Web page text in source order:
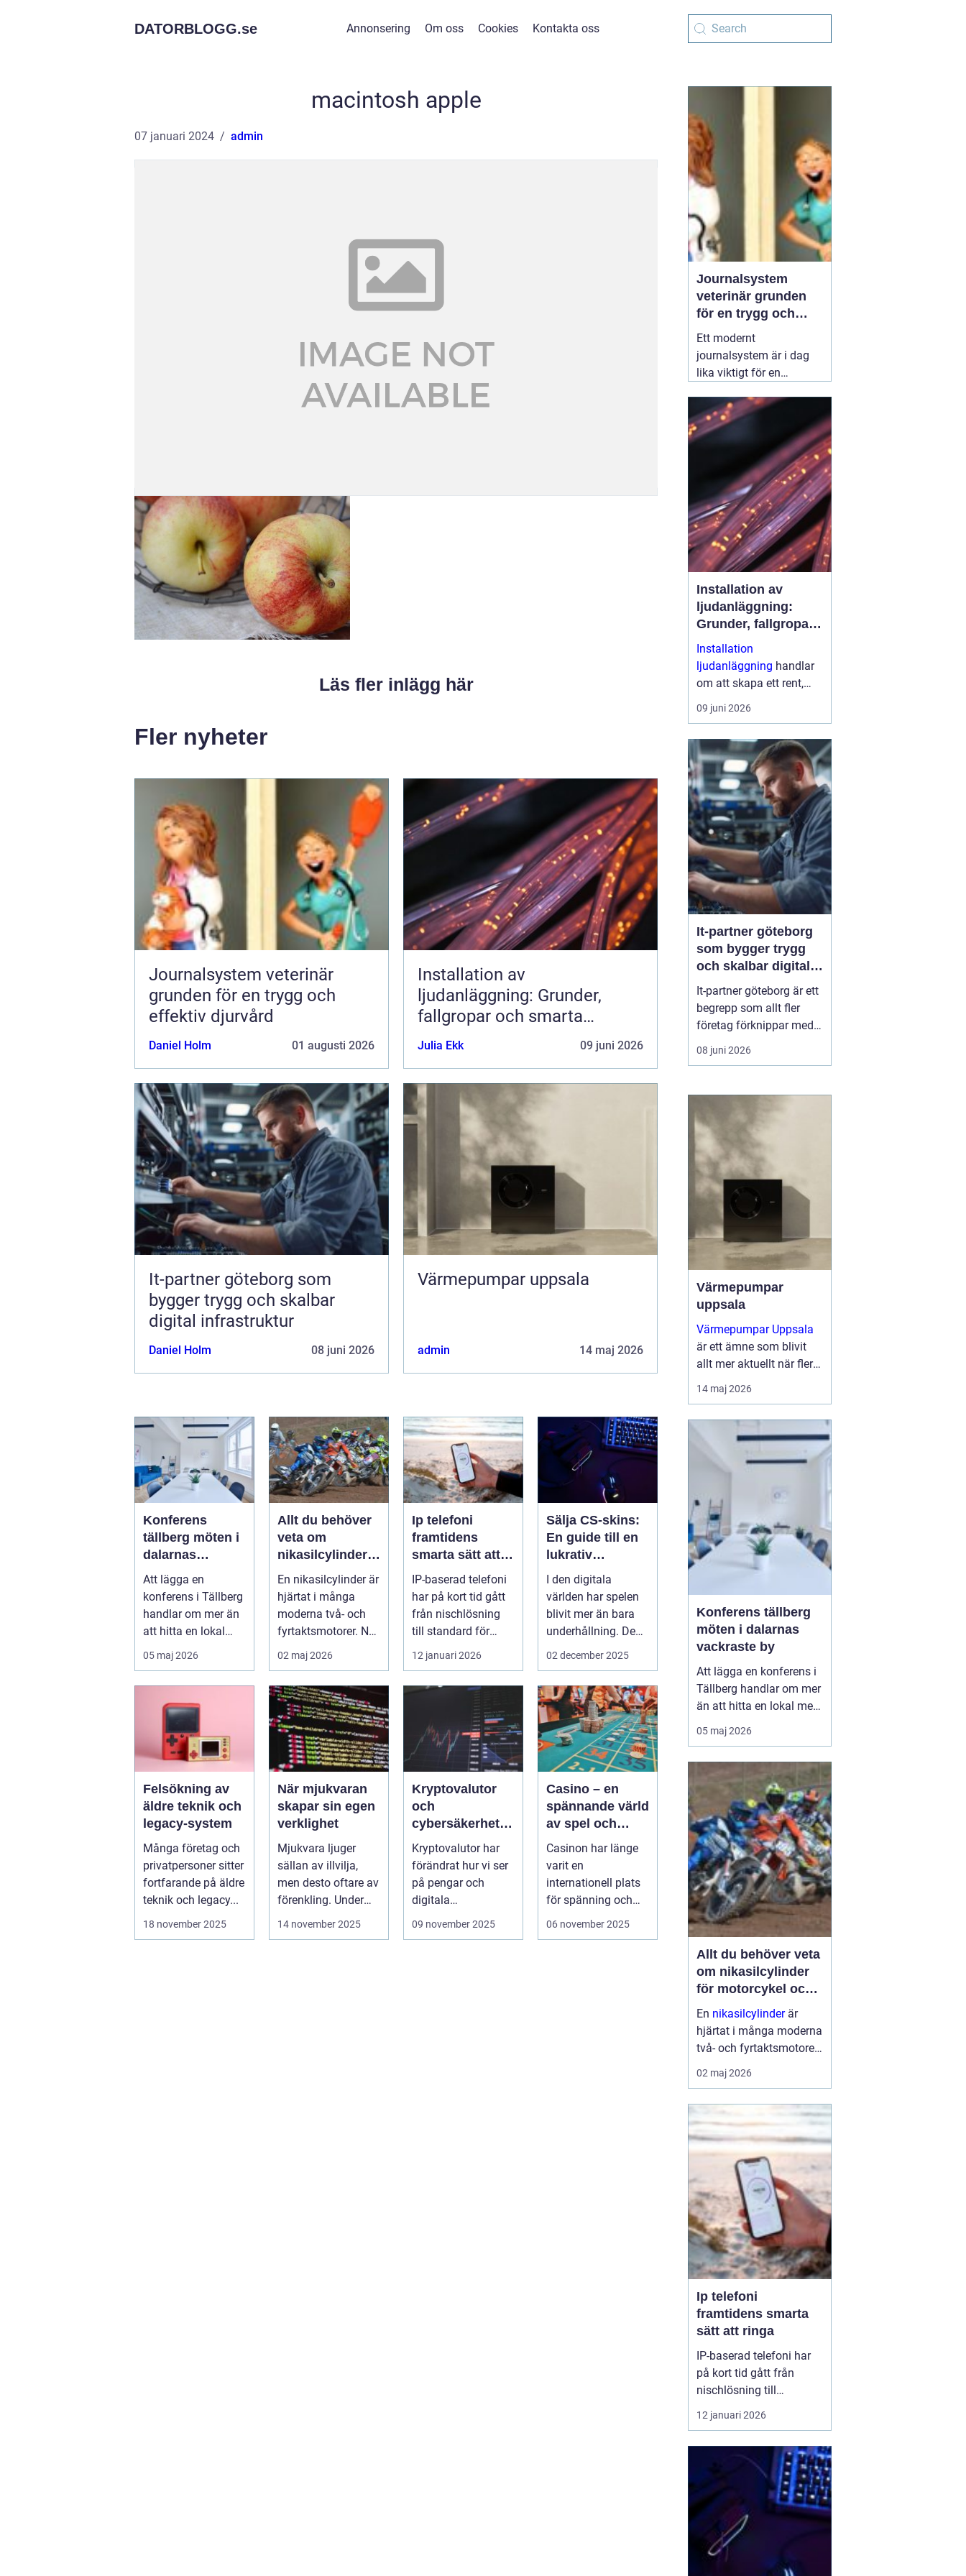
DATORBLOGG.se Annonsering Om oss Cookies Kontakta oss
macintosh apple
07 januari 2024 admin
Läs fler inlägg här
Fler nyheter
Journalsystem veterinär
grunden för en trygg och
effektiv djurvård
Daniel Holm 01 augusti 2026
Installation av
ljudanläggning: Grunder,
fallgropar och smarta
lösningar
Julia Ekk 09 juni 2026
It-partner göteborg som
bygger trygg och skalbar
digital infrastruktur
Daniel Holm 08 juni 2026
Värmepumpar uppsala
admin 14 maj 2026
Konferens
tällberg möten i
dalarnas
vackraste by
Att lägga en
konferens i Tällberg
handlar om mer än
att hitta en lokal
med bra teknik. Den
lilla byn...
05 maj 2026
Allt du behöver
veta om
nikasilcylinder
för motorcykel
och snöskoter
En nikasilcylinder är
hjärtat i många
moderna två- och
fyrtaktsmotorer. När
den fungerar som
den ska...
02 maj 2026
Ip telefoni
framtidens
smarta sätt att
ringa
IP-baserad telefoni
har på kort tid gått
från nischlösning
till standard för
både företag och
privat...
12 januari 2026
Sälja CS-skins:
En guide till en
lukrativ
marknad
I den digitala
världen har spelen
blivit mer än bara
underhållning. De
har utvecklat...
02 december 2025
Felsökning av
äldre teknik och
legacy-system
Många företag och
privatpersoner sitter
fortfarande på äldre
teknik och legacy...
18 november 2025
När mjukvaran
skapar sin egen
verklighet
Mjukvara ljuger
sällan av illvilja,
men desto oftare av
förenkling. Under
ytan arbetar pro...
14 november 2025
Kryptovalutor
och
cybersäkerhet:
Hackares nya
lekplats
Kryptovalutor har
förändrat hur vi ser
på pengar och
digitala
transaktioner, men
09 november 2025
Casino – en
spännande värld
av spel och
underhållning
Casinon har länge
varit en
internationell plats
för spänning och
nöje. Dessa anl...
06 november 2025
Journalsystem
veterinär grunden
för en trygg och
effektiv djurvård
Ett modernt
journalsystem är i dag
lika viktigt för en
röntgenutrustning och
operationssal. När allt
fler djurägare förväntar
sig snabb service, tydlig
information och digitala
lösningar blir valet01
augusti 2026
Installation av
ljudanläggning:
Grunder, fallgropar
och smarta
lösningar
Installation
ljudanläggning handlar
om att skapa ett rent,
tydligt och jämnt ljud
som fungerar i vardagen,
Med rätt planering, rätt
produkter och en
struktur...
09 juni 2026
It-partner göteborg
som bygger trygg
och skalbar digital
infrastruktur
It-partner göteborg är ett
begrepp som allt fler
företag förknippar med
strategisk rådgivning,
säker drift och
När tekniken på kontoret,
i molnet och i
produktionsmiljön ska
samspela behövs en
partner som inte bara
löser akuta...
08 juni 2026
Värmepumpar
uppsala
Värmepumpar Uppsala
är ett ämne som blivit
allt mer aktuellt när fler
villaägare och
fastighetsägare söker
uppvärmningskostnader
och samtidigt minska
klimatpåve...
14 maj 2026
Konferens tällberg
möten i dalarnas
vackraste by
Att lägga en konferens i
Tällberg handlar om mer
än att hitta en lokal med
bra teknik. Den lilla byn
vid Siljan kombinerar
med moderna
mötesmöjligheter. Här
får deltagarna arbetsro,
vacker utsikt, god mat
och tid att umgås,
samt...
05 maj 2026
Allt du behöver veta
om nikasilcylinder
för motorcykel och
snöskoter
En nikasilcylinderär
hjärtat i många moderna
två- och fyrtaktsmotorer.
När den fungerar som
den ska får motorn bra
och lång livslängd. När
den skadas tappar
motorn kraft, börjar gå
02 maj 2026
Ip telefoni
framtidens smarta
sätt att ringa
IP-baserad telefoni har
på kort tid gått från
nischlösning till
standard för både
företag och
gör det möjligt att ringa
via internet i stället för
via kopparnätet, som
redan håller på att
stängas ned. För den
som vill ha flex...
12 januari 2026